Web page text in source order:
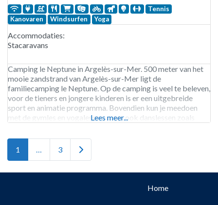
Tennis
Kanovaren
Windsurfen Yoga
Accommodaties:
Stacaravans
Camping le Neptune in Argelès-sur-Mer. 500 meter van het
mooie zandstrand van Argelès-sur-Mer ligt de
familiecamping le Neptune. Op de camping is veel te beleven,
voor de tieners en jongere kinderen is er een uitgebreide
sport en animatie programma. Bovendien kun je meedoen
met de gymles en yogalessen, maar ook danslessen zoals
Lees meer...
1 3 Older posts
Home